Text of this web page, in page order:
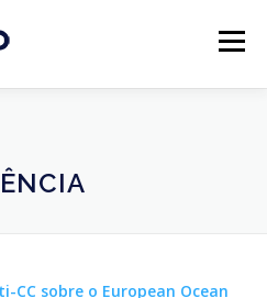
Menu
CC sobre o European Ocean